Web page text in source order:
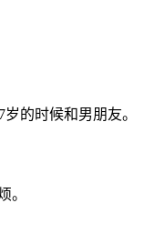
的时候和男朋友。
。